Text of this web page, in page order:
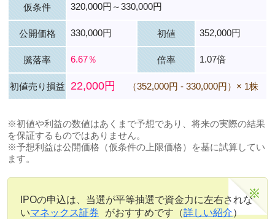
仮条件 320,000円～330,000円
公開価格 330,000円 初値 352,000円
騰落率 6.67％ 倍率 1.07倍
初値売り損益 22,000円 （352,000円 - 330,000円）× 1株
※初値や利益の数値はあくまで予想であり、将来の実際の結果
を保証するものではありません。
※予想利益は公開価格（仮条件の上限価格）を基に試算してい
ます。
IPOの申込は、当選が平等抽選で資金力に左右されな
いマネックス証券 がおすすめです（詳しい紹介）